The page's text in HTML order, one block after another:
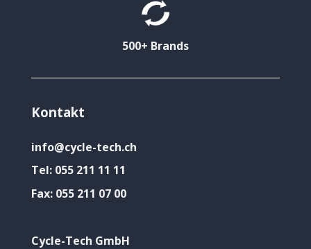
500+ Brands
Kontakt
info@cycle-tech.ch
Tel: 055 211 11 11
Fax: 055 211 07 00
Cycle-Tech GmbH